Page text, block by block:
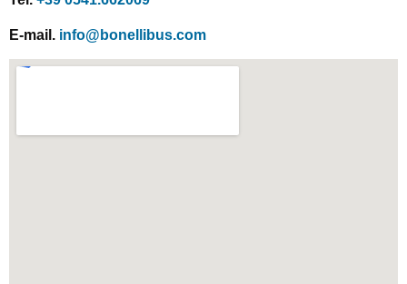
E-mail. info@bonellibus.com